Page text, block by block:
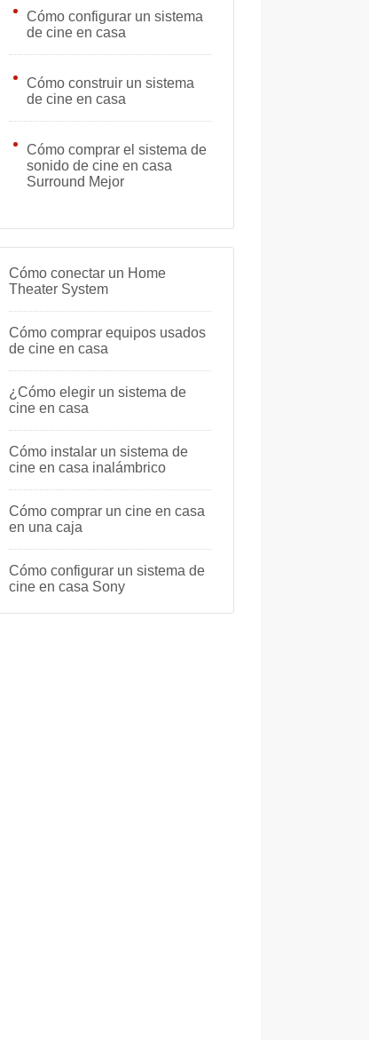
Cómo configurar un sistema
de cine en casa
Cómo construir un sistema
de cine en casa
Cómo comprar el sistema de
sonido de cine en casa
Surround Mejor
Cómo conectar un Home
Theater System
Cómo comprar equipos usados ​​
de cine en casa
¿Cómo elegir un sistema de
cine en casa
Cómo instalar un sistema de
cine en casa inalámbrico
Cómo comprar un cine en casa
en una caja
Cómo configurar un sistema de
cine en casa Sony